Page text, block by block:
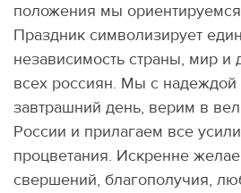
положения мы
Праздник символизирует
независимость страны, мир и
всех россиян. Мы с надеждой
завтрашний день, верим в
России и прилагаем все
процветания. Искренне
свершений, благополучия,